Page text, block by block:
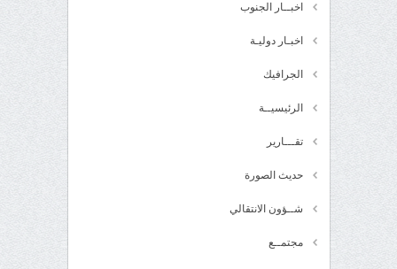
اخبــار الجنوب
اخبـار دوليـة
الجرافيك
الرئيسيــة
تقـــارير
حديث الصورة
شــؤون الانتقالي
مجتمــع